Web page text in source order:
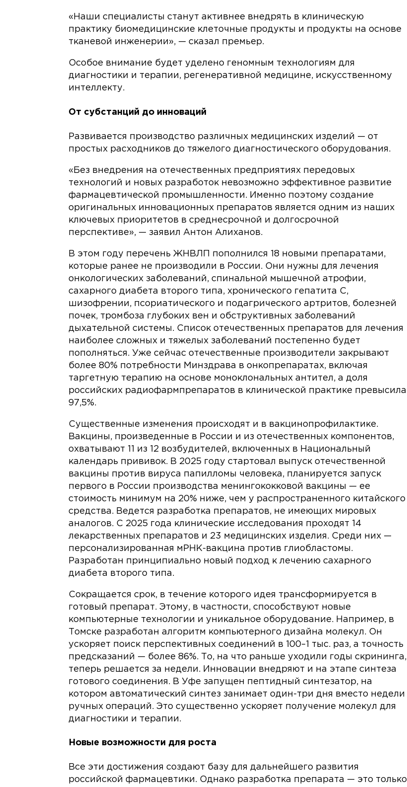
«Наши специалисты станут активнее внедрять в клиническую
практику биомедицинские клеточные продукты и продукты на основе
тканевой инженерии», — сказал премьер.
Особое внимание будет уделено геномным технологиям для
диагностики и терапии, регенеративной медицине, искусственному
интеллекту.
От субстанций до инноваций
Развивается производство различных медицинских изделий — от
простых расходников до тяжелого диагностического оборудования.
«Без внедрения на отечественных предприятиях передовых
технологий и новых разработок невозможно эффективное развитие
фармацевтической промышленности. Именно поэтому создание
оригинальных инновационных препаратов является одним из наших
ключевых приоритетов в среднесрочной и долгосрочной
перспективе», — заявил Антон Алиханов.
В этом году перечень ЖНВЛП пополнился 18 новыми препаратами,
которые ранее не производили в России. Они нужны для лечения
онкологических заболеваний, спинальной мышечной атрофии,
сахарного диабета второго типа, хронического гепатита С,
шизофрении, псориатического и подагрического артритов, болезней
почек, тромбоза глубоких вен и обструктивных заболеваний
дыхательной системы. Список отечественных препаратов для лечения
наиболее сложных и тяжелых заболеваний постепенно будет
пополняться. Уже сейчас отечественные производители закрывают
более 80% потребности Минздрава в онкопрепаратах, включая
таргетную терапию на основе моноклональных антител, а доля
российских радиофармпрепаратов в клинической практике превысила
97,5%.
Существенные изменения происходят и в вакцинопрофилактике.
Вакцины, произведенные в России и из отечественных компонентов,
охватывают 11 из 12 возбудителей, включенных в Национальный
календарь прививок. В 2025 году стартовал выпуск отечественной
вакцины против вируса папилломы человека, планируется запуск
первого в России производства менингококковой вакцины — ее
стоимость минимум на 20% ниже, чем у распространенного китайского
средства. Ведется разработка препаратов, не имеющих мировых
аналогов. С 2025 года клинические исследования проходят 14
лекарственных препаратов и 23 медицинских изделия. Среди них —
персонализированная мРНК-вакцина против глиобластомы.
Разработан принципиально новый подход к лечению сахарного
диабета второго типа.
Сокращается срок, в течение которого идея трансформируется в
готовый препарат. Этому, в частности, способствуют новые
компьютерные технологии и уникальное оборудование. Например, в
Томске разработан алгоритм компьютерного дизайна молекул. Он
ускоряет поиск перспективных соединений в 100–1 тыс. раз, а точность
предсказаний — более 86%. То, на что раньше уходили годы скрининга,
теперь решается за недели. Инновации внедряют и на этапе синтеза
готового соединения. В Уфе запущен пептидный синтезатор, на
котором автоматический синтез занимает один-три дня вместо недели
ручных операций. Это существенно ускоряет получение молекул для
диагностики и терапии.
Новые возможности для роста
Все эти достижения создают базу для дальнейшего развития
российской фармацевтики. Однако разработка препарата — это только